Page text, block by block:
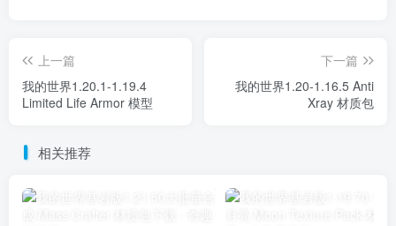
上一篇
我的世界1.20.1-1.19.4
Limited Life Armor 模型
下一篇
我的世界1.20-1.16.5 Anti
Xray 材质包
相关推荐